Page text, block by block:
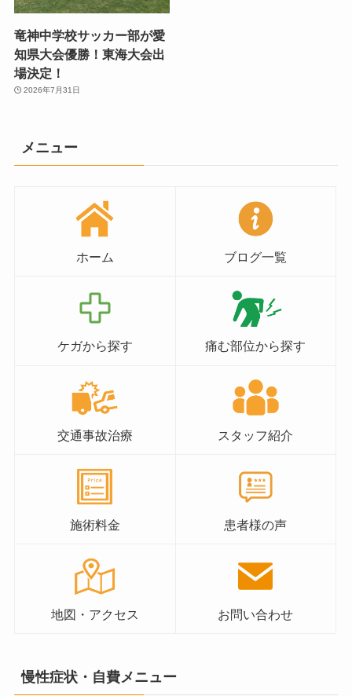
竜神中学校サッカー部が愛
知県大会優勝！東海大会出
場決定！
2026年7月31日
メニュー
ホーム ブログ一覧
ケガから探す 痛む部位から探す
交通事故治療 スタッフ紹介
施術料金 患者様の声
地図・アクセス お問い合わせ
慢性症状・自費メニュー